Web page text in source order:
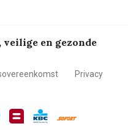
veilige en gezonde
Privacy